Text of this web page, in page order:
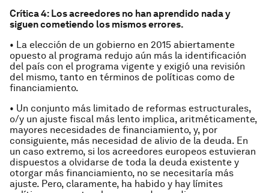
Crítica 4: Los acreedores no han aprendido nada y
siguen cometiendo los mismos errores.
• La elección de un gobierno en 2015 abiertamente
opuesto al programa redujo aún más la identificación
del país con el programa vigente y exigió una revisión
del mismo, tanto en términos de políticas como de
financiamiento.
• Un conjunto más limitado de reformas estructurales,
o/y un ajuste fiscal más lento implica, aritméticamente,
mayores necesidades de financiamiento, y, por
consiguiente, más necesidad de alivio de la deuda. En
un caso extremo, si los acreedores europeos estuvieran
dispuestos a olvidarse de toda la deuda existente y
otorgar más financiamiento, no se necesitaría más
ajuste. Pero, claramente, ha habido y hay límites